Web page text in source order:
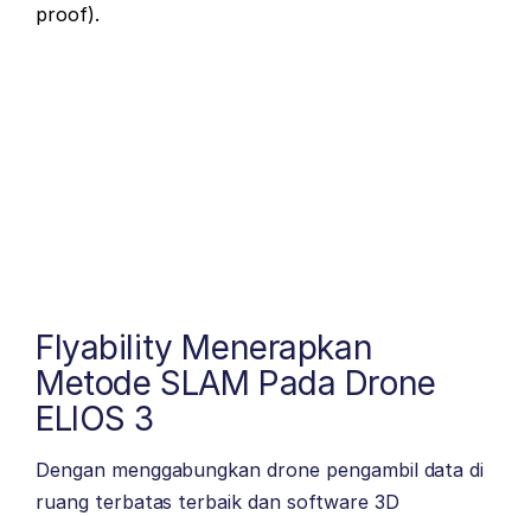
proof).
Flyability Menerapkan
Metode SLAM Pada Drone
ELIOS 3
Dengan menggabungkan drone pengambil data di
ruang terbatas terbaik dan software 3D